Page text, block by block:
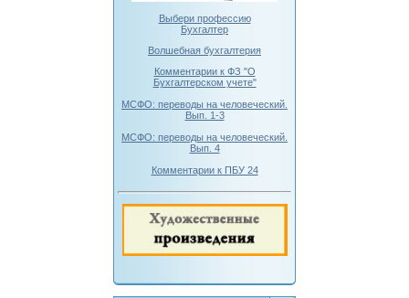
Выбери профессию
Бухгалтер
Волшебная бухгалтерия
Комментарии к ФЗ "О
Бухгалтерском учете"
МСФО: переводы на человеческий.
Вып. 1-3
МСФО: переводы на человеческий.
Вып. 4
Комментарии к ПБУ 24